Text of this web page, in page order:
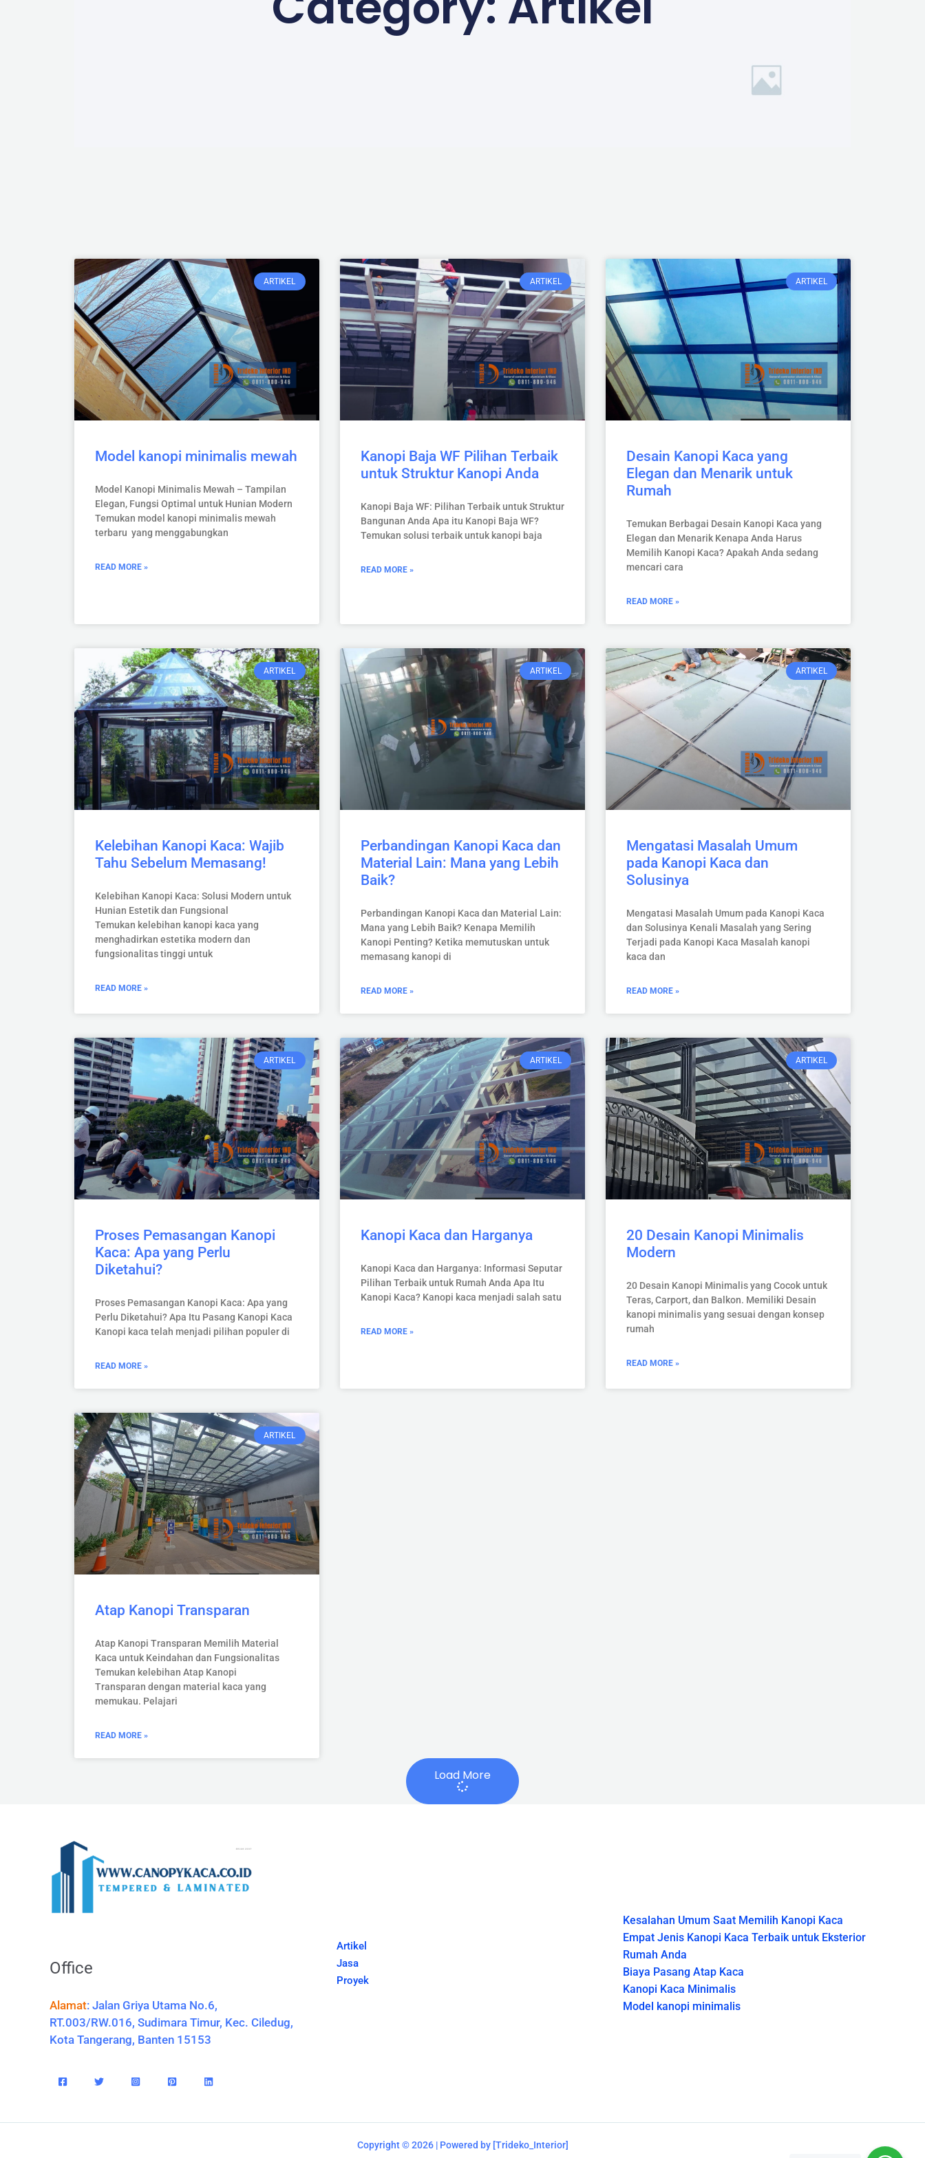
ARTIKEL
Model kanopi minimalis mewah
Model Kanopi Minimalis Mewah – Tampilan
Elegan, Fungsi Optimal untuk Hunian Modern
Temukan model kanopi minimalis mewah
terbaru yang menggabungkan
READ MORE »
ARTIKEL
Kanopi Baja WF Pilihan Terbaik
untuk Struktur Kanopi Anda
Kanopi Baja WF: Pilihan Terbaik untuk Struktur
Bangunan Anda Apa itu Kanopi Baja WF?
Temukan solusi terbaik untuk kanopi baja
READ MORE »
ARTIKEL
Desain Kanopi Kaca yang
Elegan dan Menarik untuk
Rumah
Temukan Berbagai Desain Kanopi Kaca yang
Elegan dan Menarik Kenapa Anda Harus
Memilih Kanopi Kaca? Apakah Anda sedang
mencari cara
READ MORE »
ARTIKEL
Kelebihan Kanopi Kaca: Wajib
Tahu Sebelum Memasang!
Kelebihan Kanopi Kaca: Solusi Modern untuk
Hunian Estetik dan Fungsional
Temukan kelebihan kanopi kaca yang
menghadirkan estetika modern dan
fungsionalitas tinggi untuk
READ MORE »
ARTIKEL
Perbandingan Kanopi Kaca dan
Material Lain: Mana yang Lebih
Baik?
Perbandingan Kanopi Kaca dan Material Lain:
Mana yang Lebih Baik? Kenapa Memilih
Kanopi Penting? Ketika memutuskan untuk
memasang kanopi di
READ MORE »
ARTIKEL
Mengatasi Masalah Umum
pada Kanopi Kaca dan
Solusinya
Mengatasi Masalah Umum pada Kanopi Kaca
dan Solusinya Kenali Masalah yang Sering
Terjadi pada Kanopi Kaca Masalah kanopi
kaca dan
READ MORE »
ARTIKEL
Proses Pemasangan Kanopi
Kaca: Apa yang Perlu
Diketahui?
Proses Pemasangan Kanopi Kaca: Apa yang
Perlu Diketahui? Apa Itu Pasang Kanopi Kaca
Kanopi kaca telah menjadi pilihan populer di
READ MORE »
ARTIKEL
Kanopi Kaca dan Harganya
Kanopi Kaca dan Harganya: Informasi Seputar
Pilihan Terbaik untuk Rumah Anda Apa Itu
Kanopi Kaca? Kanopi kaca menjadi salah satu
READ MORE »
ARTIKEL
20 Desain Kanopi Minimalis
Modern
20 Desain Kanopi Minimalis yang Cocok untuk
Teras, Carport, dan Balkon. Memiliki Desain
kanopi minimalis yang sesuai dengan konsep
rumah
READ MORE »
ARTIKEL
Atap Kanopi Transparan
Atap Kanopi Transparan Memilih Material
Kaca untuk Keindahan dan Fungsionalitas
Temukan kelebihan Atap Kanopi
Transparan dengan material kaca yang
memukau. Pelajari
READ MORE »
Load More
Office
Alamat: Jalan Griya Utama No.6,
RT.003/RW.016, Sudimara Timur, Kec. Ciledug,
Kota Tangerang, Banten 15153
Artikel
Jasa
Proyek
Kesalahan Umum Saat Memilih Kanopi Kaca
Empat Jenis Kanopi Kaca Terbaik untuk Eksterior
Rumah Anda
Biaya Pasang Atap Kaca
Kanopi Kaca Minimalis
Model kanopi minimalis
Copyright © 2026 | Powered by [Trideko_Interior]